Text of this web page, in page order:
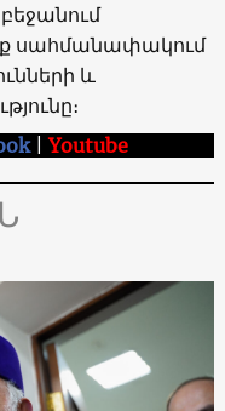
սահմանափակում
և
|Youtube